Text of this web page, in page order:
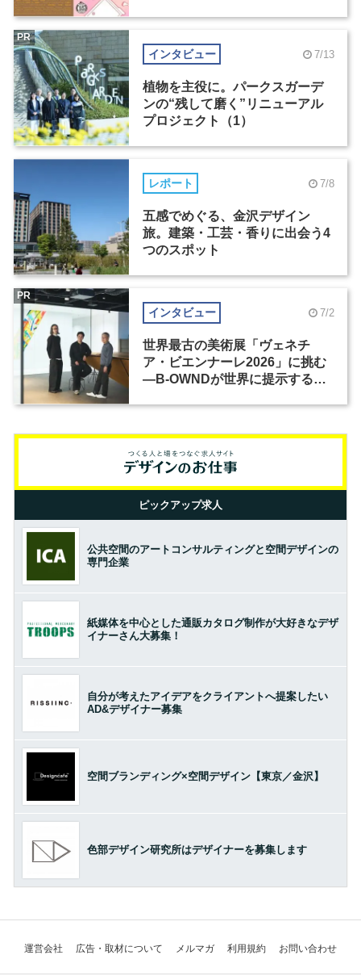
インタビュー 7/13
植物を主役に。パークスガーデ
ンの“残して磨く”リニューアル
プロジェクト（1）
PR
レポート 7/8
五感でめぐる、金沢デザイン
旅。建築・工芸・香りに出会う4
つのスポット
インタビュー 7/2
世界最古の美術展「ヴェネチ
ア・ビエンナーレ2026」に挑む
―B-OWNDが世界に提示する美
PR
ピックアップ求人
公共空間のアートコンサルティングと空間デザインの
専門企業
紙媒体を中心とした通販カタログ制作が大好きなデザ
イナーさん大募集！
自分が考えたアイデアをクライアントへ提案したい
AD&デザイナー募集
空間ブランディング×空間デザイン【東京／金沢】
色部デザイン研究所はデザイナーを募集します
運営会社 広告・取材について メルマガ 利用規約 お問い合わせ